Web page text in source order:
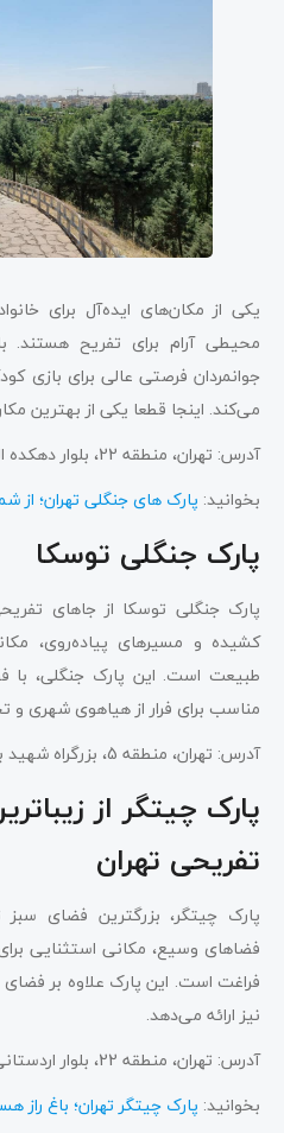
یکی از مکان‌های ایده‌آل برای
محیطی آرام برای تفریح هستند.
جوانمردان فرصتی عالی برای بازی
می‌کند. اینجا قطعا یکی از بهترین
آدرس: تهران، منطقه 22، بلوار دهکده المپیک
بخوانید: پارک های جنگلی تهران؛ از
پارک جنگلی توسکا
پارک جنگلی توسکا از جاهای
کشیده و مسیرهای پیاده‌روی،
طبیعت است. این پارک جنگلی، با
مناسب برای فرار از هیاهوی شهری
آدرس: تهران، منطقه 5، بزرگراه شهید بابایی
پارک چیتگر از
تفریحی تهران
پارک چیتگر، بزرگترین فضای سبز
فضاهای وسیع، مکانی استثنایی
فراغت است. این پارک علاوه بر
نیز ارائه می‌دهد.
آدرس: تهران، منطقه 22، بلوار اردستانی
بخوانید: پارک چیتگر تهران؛ باغ راز